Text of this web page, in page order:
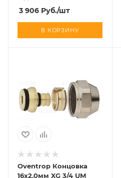
3 906 Руб./шт
В КОРЗИНУ
Oventrop Концовка
16х2.0мм XG 3/4 UM